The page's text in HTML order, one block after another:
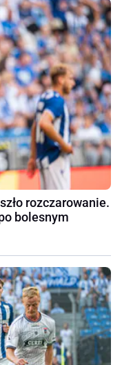
rozczarowanie.
bolesnym